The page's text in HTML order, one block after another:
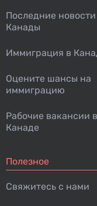
Последние новости
Канады
Иммиграция в
Оцените шансы на
иммиграцию
Рабочие вакансии в
Канаде
Полезное
Свяжитесь с нами